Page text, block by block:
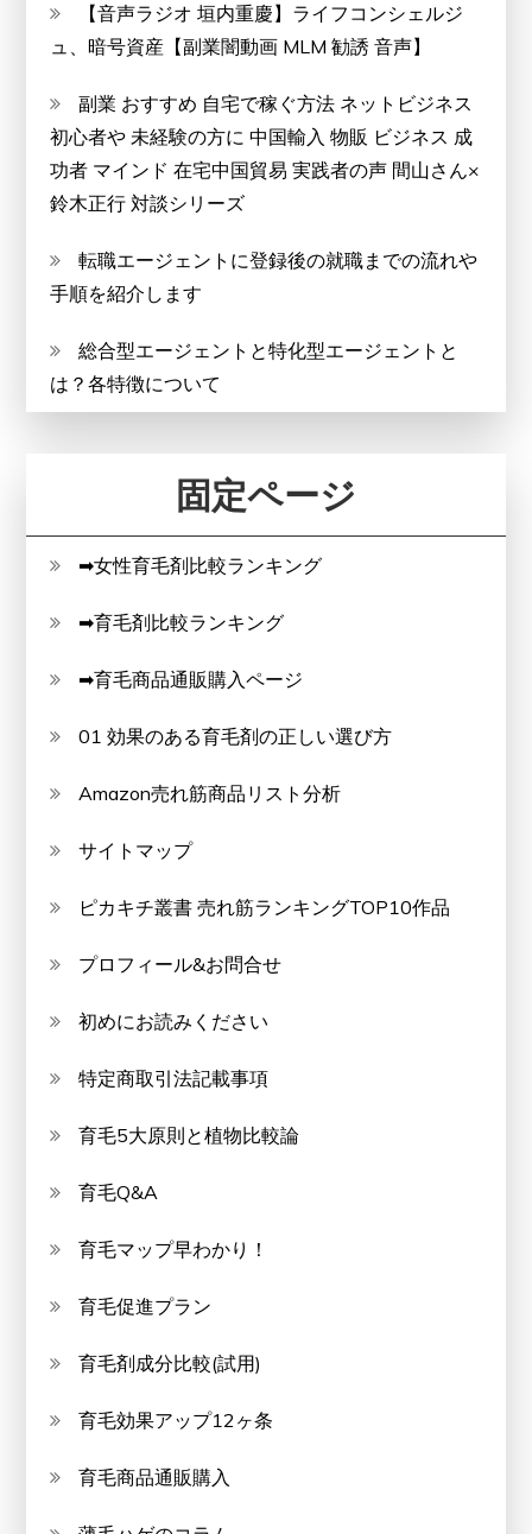
【音声ラジオ 垣内重慶】ライフコンシェルジ
ュ、暗号資産【副業闇動画 MLM 勧誘 音声】
副業 おすすめ 自宅で稼ぐ方法 ネットビジネス
初心者や 未経験の方に 中国輸入 物販 ビジネス 成
功者 マインド 在宅中国貿易 実践者の声 間山さん×
鈴木正行 対談シリーズ
転職エージェントに登録後の就職までの流れや
手順を紹介します
総合型エージェントと特化型エージェントと
は？各特徴について
固定ページ
➡女性育毛剤比較ランキング
➡育毛剤比較ランキング
➡育毛商品通販購入ページ
01 効果のある育毛剤の正しい選び方
Amazon売れ筋商品リスト分析
サイトマップ
ピカキチ叢書 売れ筋ランキングTOP10作品
プロフィール&お問合せ
初めにお読みください
特定商取引法記載事項
育毛5大原則と植物比較論
育毛Q&A
育毛マップ早わかり！
育毛促進プラン
育毛剤成分比較(試用)
育毛効果アップ12ヶ条
育毛商品通販購入